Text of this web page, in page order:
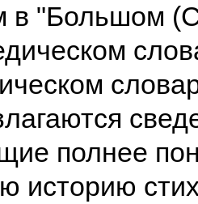
в "Большом
полнее
историю